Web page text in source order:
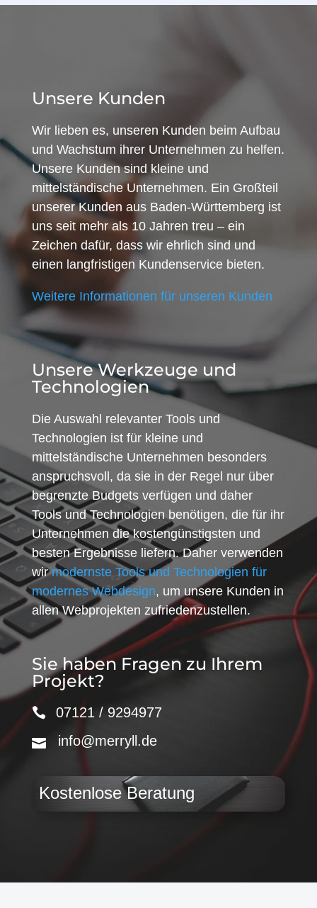
Unsere Kunden
Wir lieben es, unseren Kunden beim Aufbau
und Wachstum ihrer Unternehmen zu helfen.
Unsere Kunden sind kleine und
mittelständische Unternehmen. Ein Großteil
unserer Kunden aus Baden-Württemberg ist
uns seit mehr als 10 Jahren treu – ein
Zeichen dafür, dass wir ehrlich sind und
einen langfristigen Kundenservice bieten.
Weitere Informationen für unseren Kunden
Unsere Werkzeuge und
Technologien
Die Auswahl relevanter Tools und
Technologien ist für kleine und
mittelständische Unternehmen besonders
anspruchsvoll, da sie in der Regel nur über
begrenzte Budgets verfügen und daher
Tools und Technologien benötigen, die für ihr
Unternehmen die kostengünstigsten und
besten Ergebnisse liefern. Daher verwenden
wirmodernste Tools und Technologien für
modernes Webdesign, um unsere Kunden in
allen Webprojekten zufriedenzustellen.
Sie haben Fragen zu Ihrem
Projekt?
07121 / 9294977
info@merryll.de
Kostenlose Beratung